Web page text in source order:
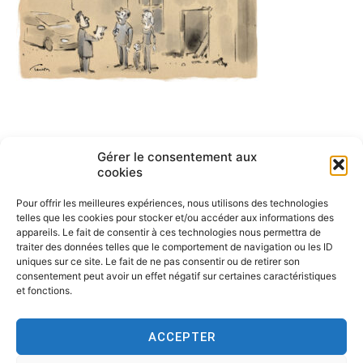
Gérer le consentement aux
cookies
Pour offrir les meilleures expériences, nous utilisons des technologies
telles que les cookies pour stocker et/ou accéder aux informations des
appareils. Le fait de consentir à ces technologies nous permettra de
traiter des données telles que le comportement de navigation ou les ID
uniques sur ce site. Le fait de ne pas consentir ou de retirer son
consentement peut avoir un effet négatif sur certaines caractéristiques
et fonctions.
ACCEPTER
Navigation
de
l’article
ARTICLE PRÉCÉDENT
English cartoons by Tesson-1